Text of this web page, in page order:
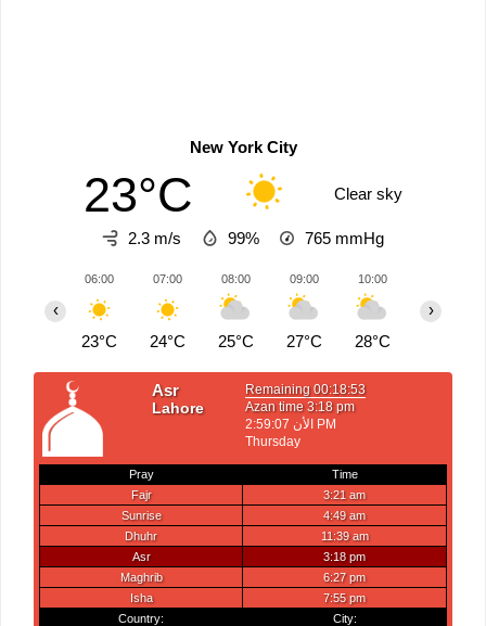
New York City
23°C Clear sky
2.3 m/s 99% 765 mmHg
06:00
23°C
07:00
24°C
08:00
25°C
09:00
27°C
10:00
28°C
‹ ›